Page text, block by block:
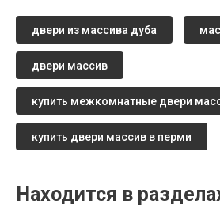
двери из массива дуба
двери массив
купить межкомнатные двери
купить двери массив в перми
Находится в